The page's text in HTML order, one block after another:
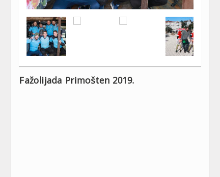
Fažolijada Primošten 2019.